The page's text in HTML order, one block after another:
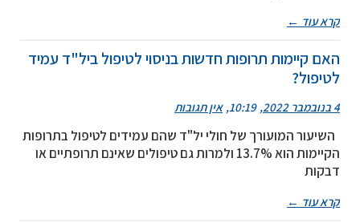
קרא עוד ←
האם קיימות תרופות חדשות בניסוי לטיפול ביל"ד עמיד
לטיפול?
4 בנובמבר 2022 10:19 אין תגובות
השיעור המועורך של חולי יל"ד שהם עמידים לטיפול בתרופות
הקיימות הוא 13.7% ולמרות גם טיפולים שאינם תרופתיים או
דבקות
קרא עוד ←